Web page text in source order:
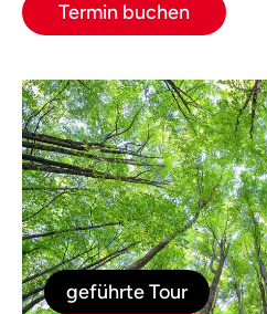
Termin buchen
geführte Tour